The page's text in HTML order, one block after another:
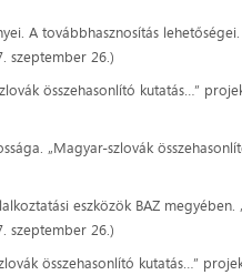
A továbbhasznosítás
szeptember 26.)
összehasonlító kutatás…”
„Magyar-szlovák
eszközök BAZ megyében.
szeptember 26.)
összehasonlító kutatás…”